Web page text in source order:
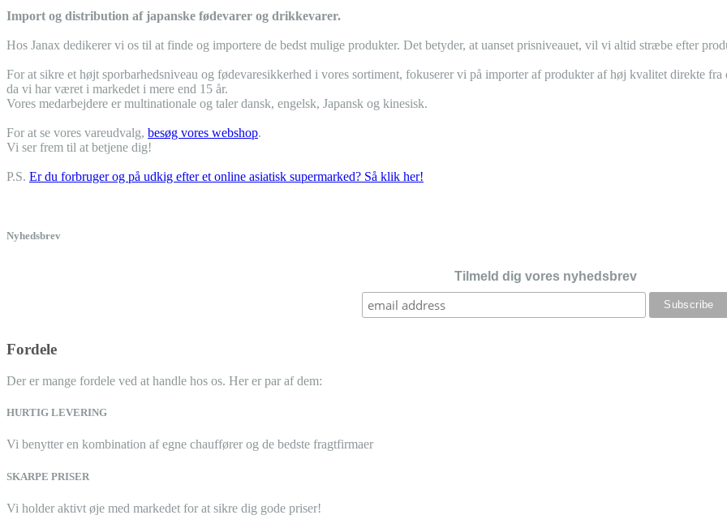
Import og distribution af japanske fødevarer og drikkevarer.
Hos Janax dedikerer vi os til at finde og importere de bedst mulige produkter. Det betyder, at uanset prisniveauet, vil vi altid stræbe efter
For at sikre et højt sporbarhedsniveau og fødevaresikkerhed i vores sortiment, fokuserer vi på importer af produkter af høj kvalitet direkte
da vi har været i markedet i mere end 15 år.
Vores medarbejdere er multinationale og taler dansk, engelsk, Japansk og kinesisk.
For at se vores vareudvalg, besøg vores webshop.
Vi ser frem til at betjene dig!
P.S. Er du forbruger og på udkig efter et online asiatisk supermarked? Så klik her!
Nyhedsbrev
Tilmeld dig vores nyhedsbrev
Fordele
Der er mange fordele ved at handle hos os. Her er par af dem:
HURTIG LEVERING
Vi benytter en kombination af egne chauffører og de bedste fragtfirmaer
SKARPE PRISER
Vi holder aktivt øje med markedet for at sikre dig gode priser!